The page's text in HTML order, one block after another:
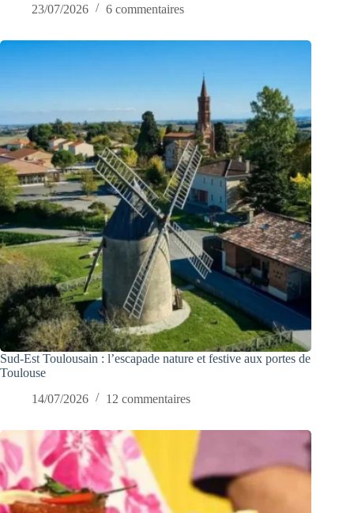
23/07/2026
6 commentaires
Sud-Est Toulousain : l’escapade nature et festive aux portes de
Toulouse
14/07/2026
12 commentaires